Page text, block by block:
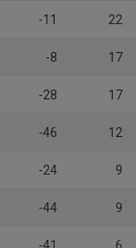
-11 22
-8 17
-28 17
-46 12
-24 9
-44 9